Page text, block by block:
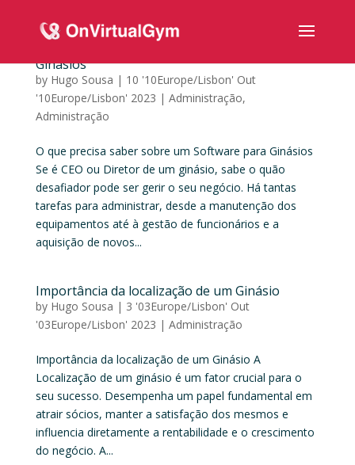
Ginásios
by Hugo Sousa | 10 '10Europe/Lisbon' Out
'10Europe/Lisbon' 2023 | Administração,
Administração
O que precisa saber sobre um Software para Ginásios
Se é CEO ou Diretor de um ginásio, sabe o quão
desafiador pode ser gerir o seu negócio. Há tantas
tarefas para administrar, desde a manutenção dos
equipamentos até à gestão de funcionários e a
aquisição de novos...
Importância da localização de um Ginásio
by Hugo Sousa | 3 '03Europe/Lisbon' Out
'03Europe/Lisbon' 2023 | Administração
Importância da localização de um Ginásio A
Localização de um ginásio é um fator crucial para o
seu sucesso. Desempenha um papel fundamental em
atrair sócios, manter a satisfação dos mesmos e
influencia diretamente a rentabilidade e o crescimento
do negócio. A...